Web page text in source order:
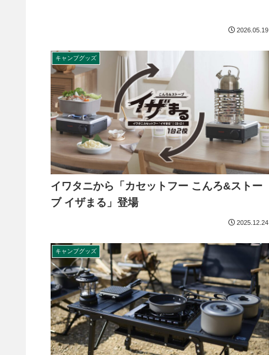
2026.05.19
キャンプグッズ
イワタニから「カセットフー こんろ&ストー
ブ イザまる」登場
2025.12.24
キャンプグッズ